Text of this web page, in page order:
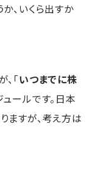
、いくら出すか
「いつまでに株
ュールです。日本
ますが、考え方は